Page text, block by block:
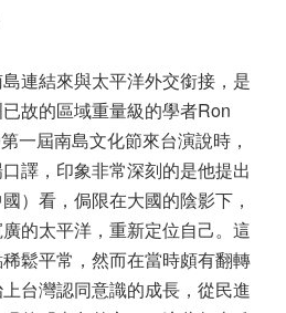
連結來與太平洋外交銜接，是
故的區域重量級的學者Ron
一屆南島文化節來台演說時，
譯，印象非常深刻的是他提出
）看，侷限在大國的陰影下，
的太平洋，重新定位自己。這
鬆平常，然而在當時頗有翻轉
台灣認同意識的成長，從民進